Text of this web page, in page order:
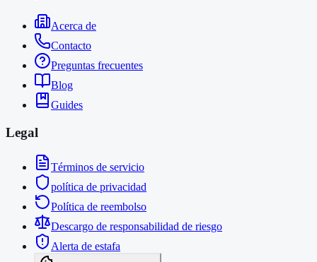
Acerca de
Contacto
Preguntas frecuentes
Blog
Guides
Legal
Términos de servicio
política de privacidad
Política de reembolso
Descargo de responsabilidad de riesgo
Alerta de estafa